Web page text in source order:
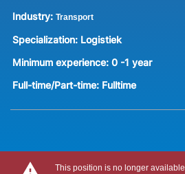
Industry: Transport
Specialization: Logistiek
Minimum experience: 0 -1 year
Full-time/Part-time: Fulltime
This position is no longer available